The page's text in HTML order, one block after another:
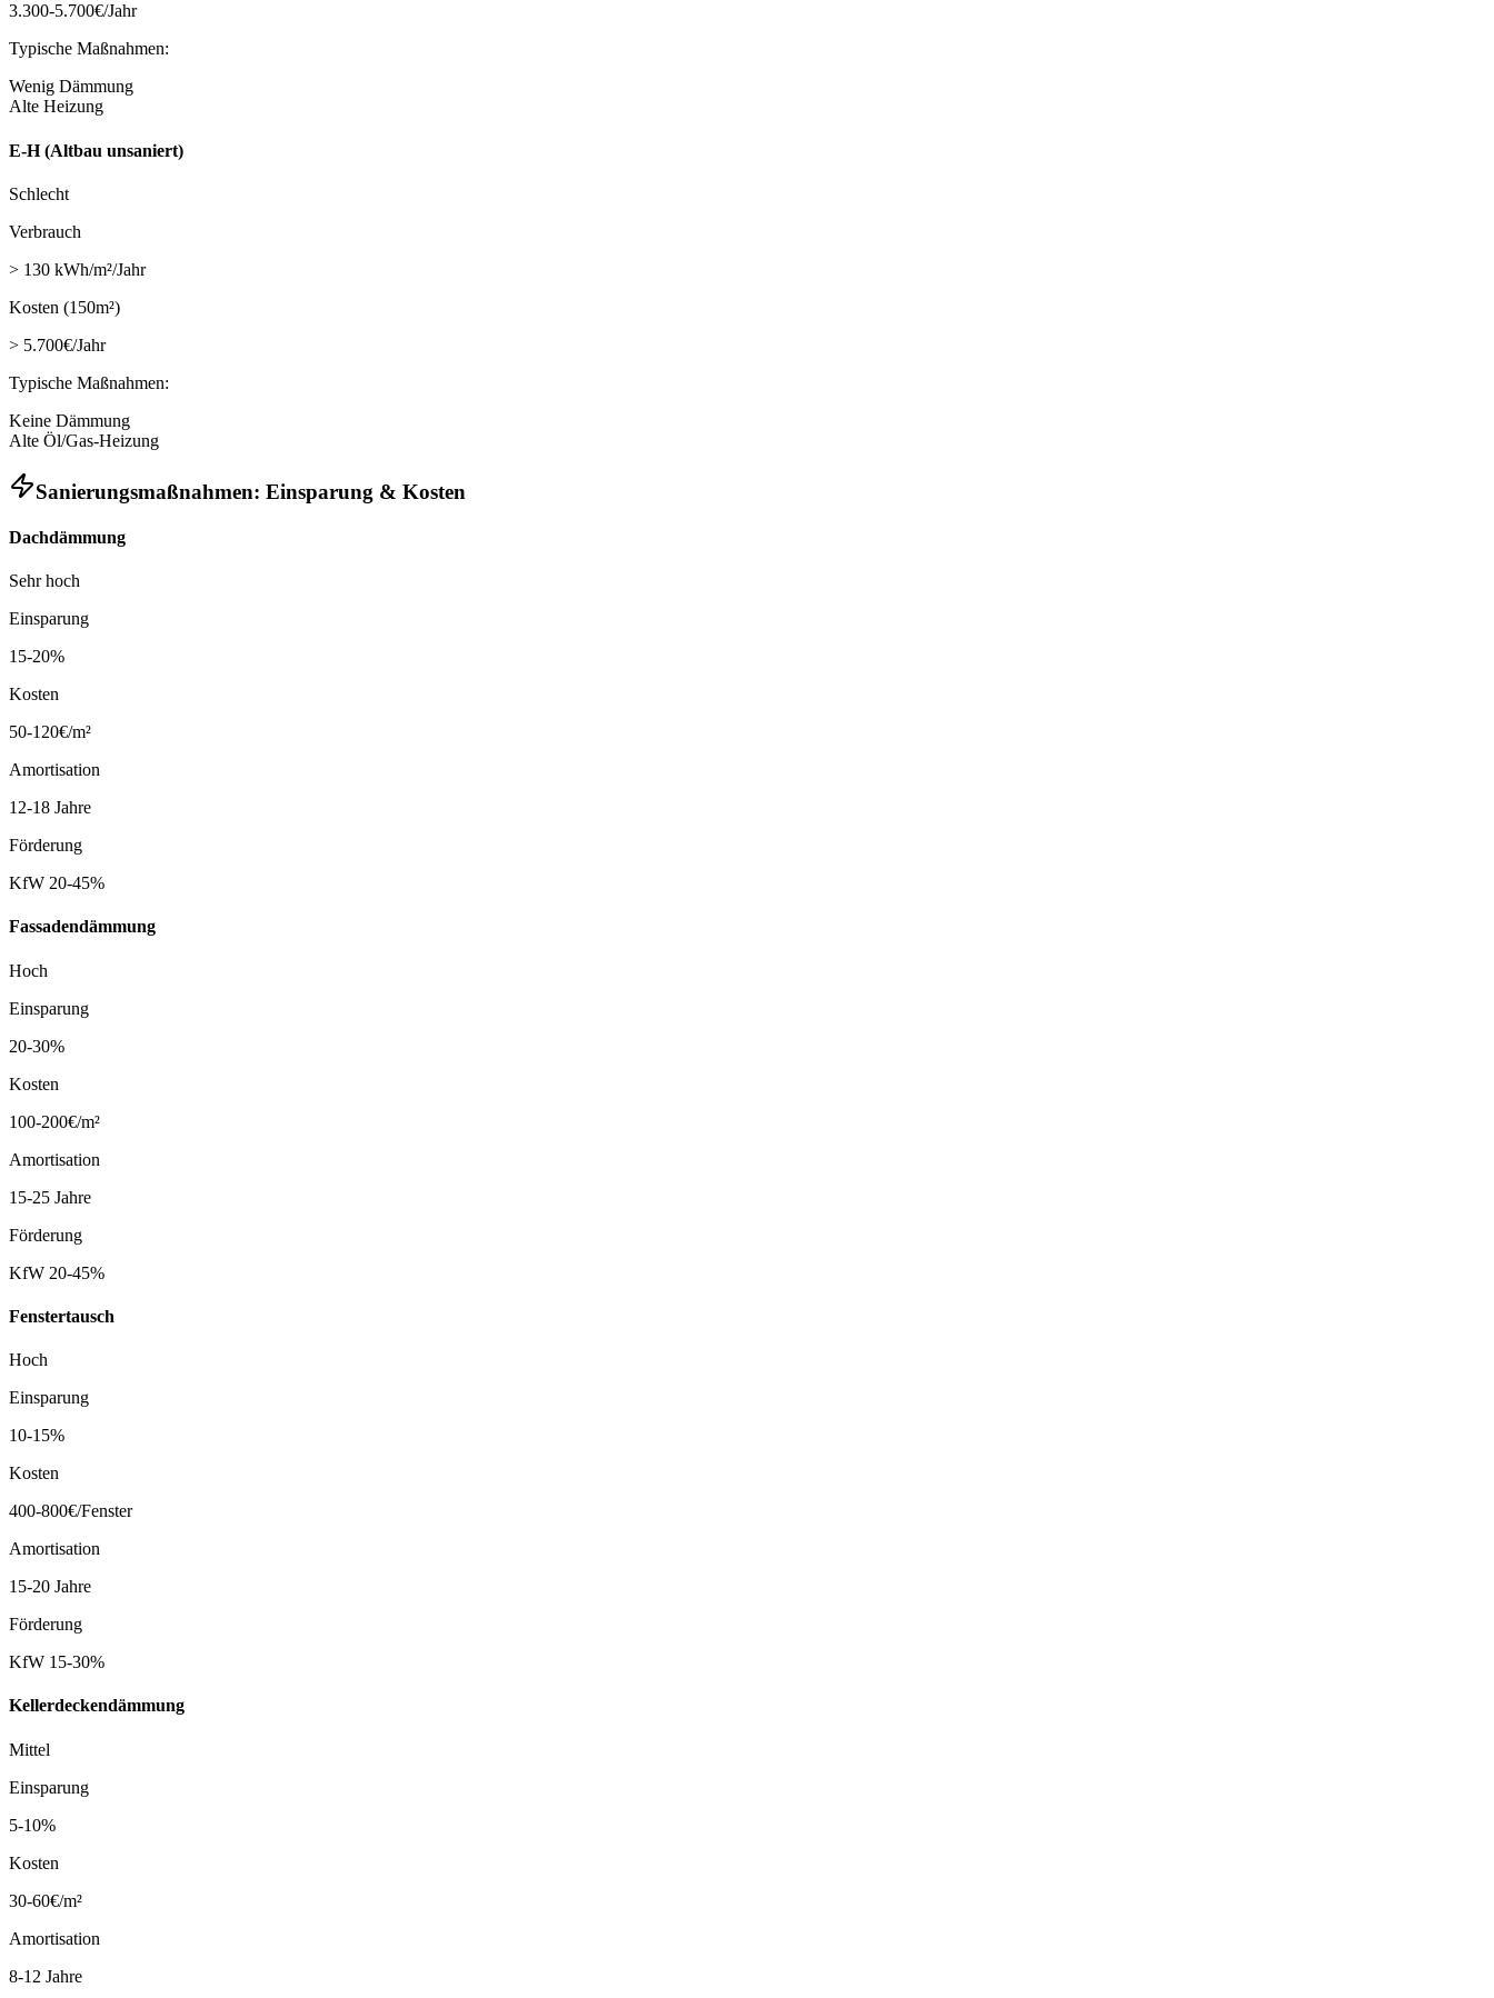
3.300-5.700€/Jahr
Typische Maßnahmen:
Wenig Dämmung
Alte Heizung
E-H (Altbau unsaniert)
Schlecht
Verbrauch
> 130 kWh/m²/Jahr
Kosten (150m²)
> 5.700€/Jahr
Typische Maßnahmen:
Keine Dämmung
Alte Öl/Gas-Heizung
Sanierungsmaßnahmen: Einsparung & Kosten
Dachdämmung
Sehr hoch
Einsparung
15-20%
Kosten
50-120€/m²
Amortisation
12-18 Jahre
Förderung
KfW 20-45%
Fassadendämmung
Hoch
Einsparung
20-30%
Kosten
100-200€/m²
Amortisation
15-25 Jahre
Förderung
KfW 20-45%
Fenstertausch
Hoch
Einsparung
10-15%
Kosten
400-800€/Fenster
Amortisation
15-20 Jahre
Förderung
KfW 15-30%
Kellerdeckendämmung
Mittel
Einsparung
5-10%
Kosten
30-60€/m²
Amortisation
8-12 Jahre